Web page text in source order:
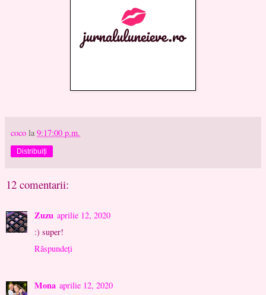
coco la 9:17:00 p.m.
Distribuiți
12 comentarii:
Zuzu aprilie 12, 2020
:) super!
Răspundeți
Mona aprilie 12, 2020